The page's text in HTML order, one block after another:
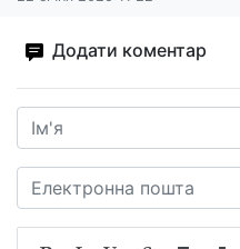
Додати коментар